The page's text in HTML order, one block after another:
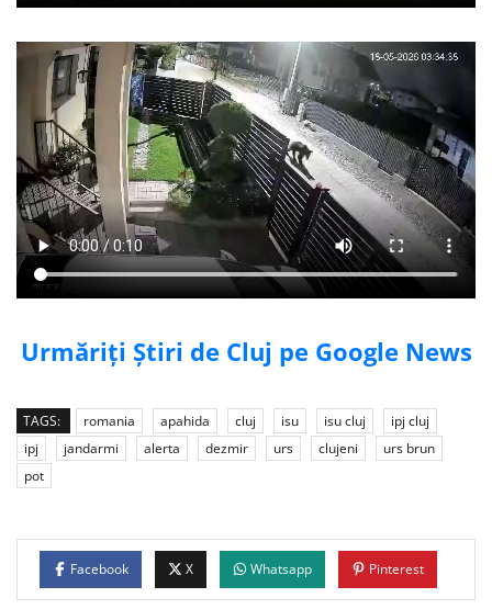
Urmăriți Știri de Cluj pe Google News
TAGS: romania apahida cluj isu isu cluj
ipj cluj
ipj
jandarmi alerta dezmir urs clujeni
urs brun
pot
Facebook X Whatsapp Pinterest